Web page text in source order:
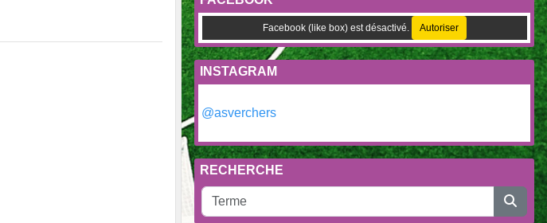
Facebook (like box) est désactivé. Autoriser
INSTAGRAM
@asverchers
RECHERCHE